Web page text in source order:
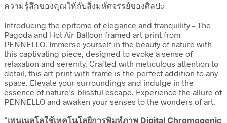
ความรู้สึกของคุณให้กับสิ่งมหัศจรรย์ของศิลปะ
Introducing the epitome of elegance and tranquility – The
Pagoda and Hot Air Balloon framed art print from
PENNELLO. Immerse yourself in the beauty of nature with
this captivating piece, designed to evoke a sense of
relaxation and serenity. Crafted with meticulous attention to
detail, this art print with frame is the perfect addition to any
space. Elevate your surroundings and indulge in the
essence of nature’s blissful escape. Experience the allure of
PENNELLO and awaken your senses to the wonders of art.
“เพนเนลโลใช้เทคโนโลยีการพิมพ์ภาพ Digital Chromogenic